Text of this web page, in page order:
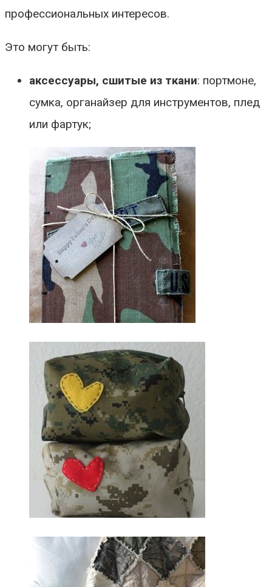
профессиональных интересов.
Это могут быть:
аксессуары, сшитые из ткани: портмоне,
сумка, органайзер для инструментов, плед
или фартук;